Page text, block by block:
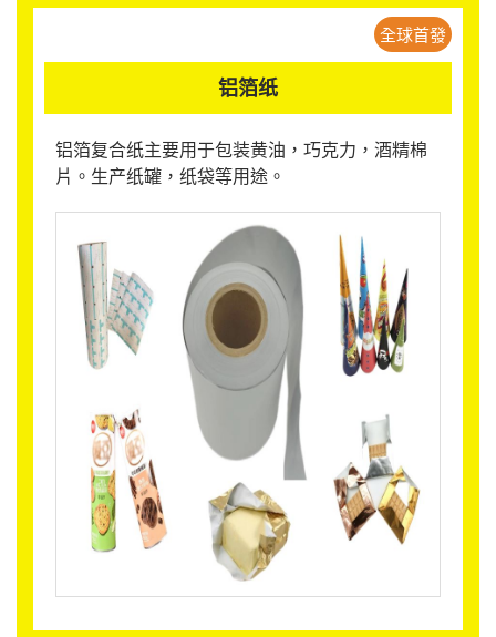
全球首發
铝箔纸
铝箔复合纸主要用于包装黄油，巧克力，酒精棉
片。生产纸罐，纸袋等用途。